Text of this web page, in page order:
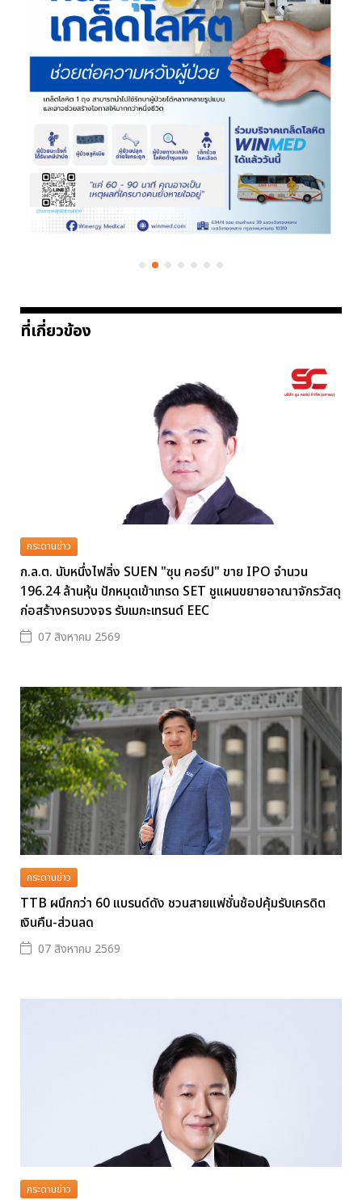
ที่เกี่ยวข้อง
กระดานข่าว
ก.ล.ต. นับหนึ่งไฟลิ่ง SUEN "ซุน คอร์ป" ขาย IPO จำนวน
196.24 ล้านหุ้น ปักหมุดเข้าเทรด SET ชูแผนขยายอาณาจักรวัสดุ
ก่อสร้างครบวงจร รับเมกะเทรนด์ EEC
07 สิงหาคม 2569
กระดานข่าว
TTB ผนึกกว่า 60 แบรนด์ดัง ชวนสายแฟชั่นช้อปคุ้มรับเครดิต
เงินคืน-ส่วนลด
07 สิงหาคม 2569
กระดานข่าว